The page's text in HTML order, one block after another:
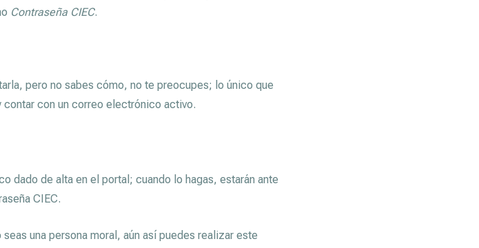
Contraseña CIEC.
pero no sabes cómo, no te preocupes; lo único que
con un correo electrónico activo.
dado de alta en el portal; cuando lo hagas, estarán ante
CIEC.
una persona moral, aún así puedes realizar este